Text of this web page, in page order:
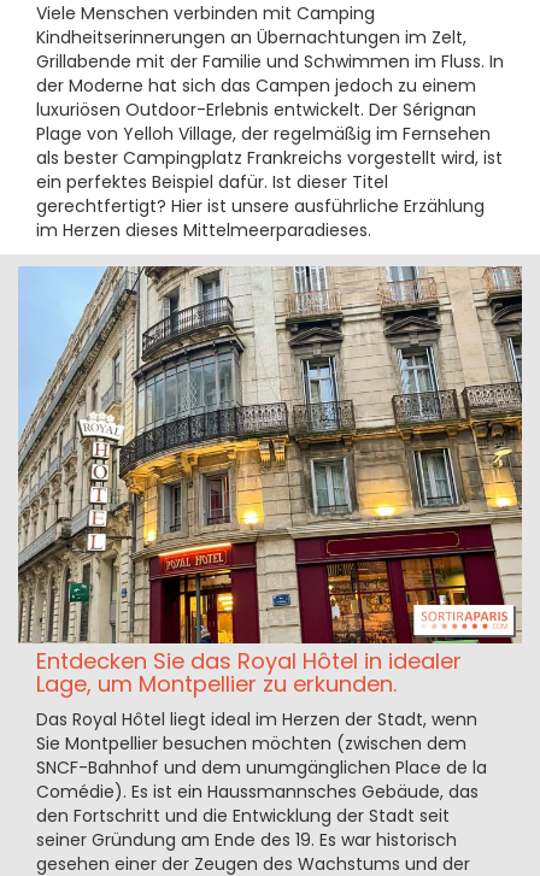
Viele Menschen verbinden mit Camping
Kindheitserinnerungen an Übernachtungen im Zelt,
Grillabende mit der Familie und Schwimmen im Fluss. In
der Moderne hat sich das Campen jedoch zu einem
luxuriösen Outdoor-Erlebnis entwickelt. Der Sérignan
Plage von Yelloh Village, der regelmäßig im Fernsehen
als bester Campingplatz Frankreichs vorgestellt wird, ist
ein perfektes Beispiel dafür. Ist dieser Titel
gerechtfertigt? Hier ist unsere ausführliche Erzählung
im Herzen dieses Mittelmeerparadieses.
Entdecken Sie das Royal Hôtel in idealer
Lage, um Montpellier zu erkunden.
Das Royal Hôtel liegt ideal im Herzen der Stadt, wenn
Sie Montpellier besuchen möchten (zwischen dem
SNCF-Bahnhof und dem unumgänglichen Place de la
Comédie). Es ist ein Haussmannsches Gebäude, das
den Fortschritt und die Entwicklung der Stadt seit
seiner Gründung am Ende des 19. Es war historisch
gesehen einer der Zeugen des Wachstums und der